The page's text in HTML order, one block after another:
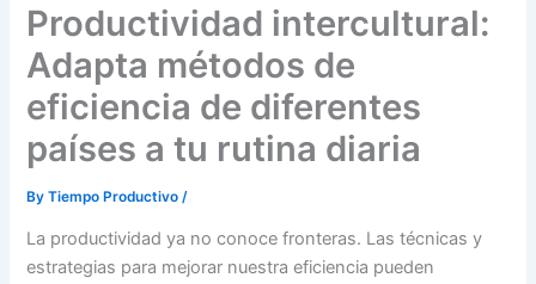
Productividad intercultural:
Adapta métodos de
eficiencia de diferentes
países a tu rutina diaria
ByTiempo Productivo/
La productividad ya no conoce fronteras. Las técnicas y
estrategias para mejorar nuestra eficiencia pueden